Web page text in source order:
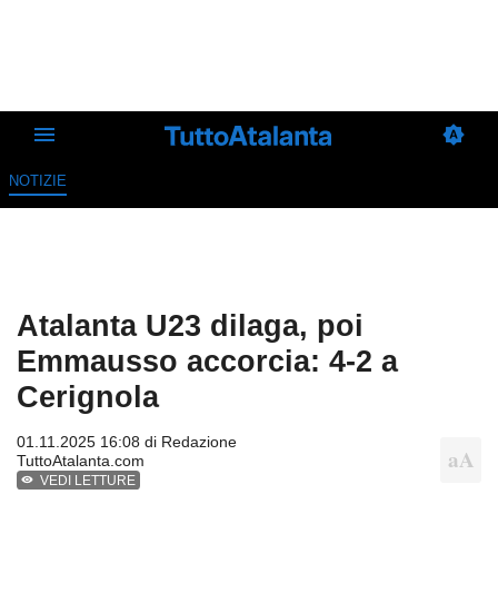
NOTIZIE
Atalanta U23 dilaga, poi
Emmausso accorcia: 4-2 a
Cerignola
01.11.2025 16:08 di Redazione
TuttoAtalanta.com
VEDI LETTURE